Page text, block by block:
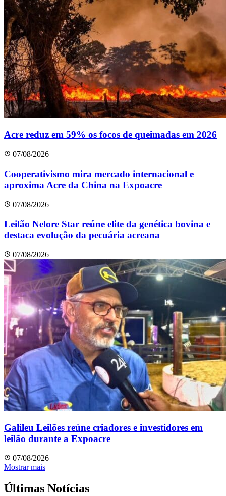
Acre reduz em 59% os focos de queimadas em 2026
07/08/2026
Cooperativismo mira mercado internacional e
aproxima Acre da China na Expoacre
07/08/2026
Leilão Nelore Star reúne elite da genética bovina e
destaca evolução da pecuária acreana
07/08/2026
Galileu Leilões reúne criadores e investidores em
leilão durante a Expoacre
07/08/2026
Mostrar mais
Últimas Notícias